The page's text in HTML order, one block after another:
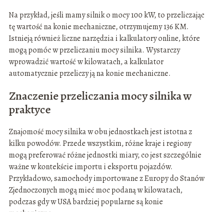
Na przykład, jeśli mamy silnik o mocy 100 kW, to przeliczając
tę wartość na konie mechaniczne, otrzymujemy 136 KM.
Istnieją również liczne narzędzia i kalkulatory online, które
mogą pomóc w przeliczaniu mocy silnika. Wystarczy
wprowadzić wartość w kilowatach, a kalkulator
automatycznie przeliczy ją na konie mechaniczne.
Znaczenie przeliczania mocy silnika w
praktyce
Znajomość mocy silnika w obu jednostkach jest istotna z
kilku powodów. Przede wszystkim, różne kraje i regiony
mogą preferować różne jednostki miary, co jest szczególnie
ważne w kontekście importu i eksportu pojazdów.
Przykładowo, samochody importowane z Europy do Stanów
Zjednoczonych mogą mieć moc podaną w kilowatach,
podczas gdy w USA bardziej popularne są konie